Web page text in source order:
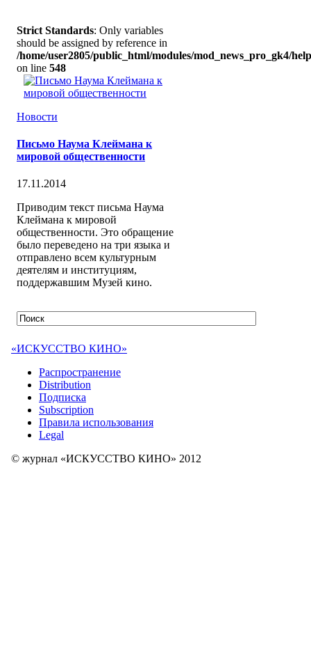
Strict Standards: Only variables
should be assigned by reference in
/home/user2805/public_html/modules/mod_news_pro_gk4/
on line 548
Новости
Письмо Наума Клеймана к
мировой общественности
17.11.2014
Приводим текст письма Наума
Клеймана к мировой
общественности. Это обращение
было переведено на три языка и
отправлено всем культурным
деятелям и институциям,
поддержавшим Музей кино.
«ИСКУССТВО КИНО»
Распространение
Distribution
Подписка
Subscription
Правила использования
Legal
© журнал «ИСКУССТВО КИНО» 2012